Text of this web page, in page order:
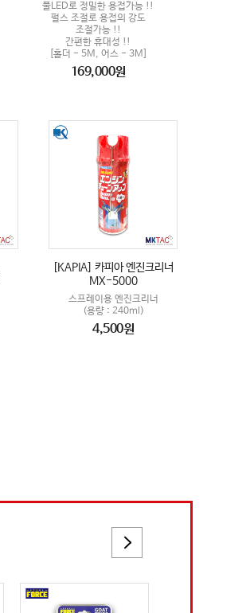
풀LED로 정밀한 용접가능 !!
펄스 조절로 용접의 강도
조절가능 !!
간편한 휴대성 !!
[홀더 - 5M, 어스 - 3M]
169,000원
[KAPIA] 카피아 엔진크리너
MX-5000
스프레이용 엔진크리너
(용량 : 240ml)
4,500원